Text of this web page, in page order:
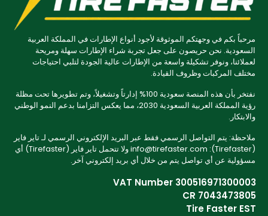
مرحباً بكم في وجهتكم الموثوقة لأجود أنواع الإطارات في المملكة العربية
السعودية. نحن حريصون على جعل تجربة شراء الإطارات سهلة ومريحة
لعملائنا، ونوفر تشكيلة واسعة من الإطارات عالية الجودة لتلبي احتياجات
مختلف المركبات وظروف القيادة.
نفتخر بأن هذه المنصة سعودية 100% إدارتاً وتشغيلاً، وتم تطويرها تحت مظلة
رؤية المملكة العربية السعودية 2030، مما يعكس التزامنا بدعم النمو الوطني
والابتكار.
ملاحظة: يتم التواصل الرسمي فقط عبر البريد الإلكتروني الرسمي لـ تاير فاير
(Tirefaster): info@tirefaster.com ولا تتحمل تاير فاير (Tirefaster) أي
مسؤولية عن أي تواصل يتم من خلال أي بريد إلكتروني آخر.
VAT Number 300516971300003
CR 7043473805
Tire Faster EST